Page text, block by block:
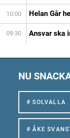
10:00 Helan Går
09:30 Ansvar ska
NU
# SOLVALLA
# ÅKE